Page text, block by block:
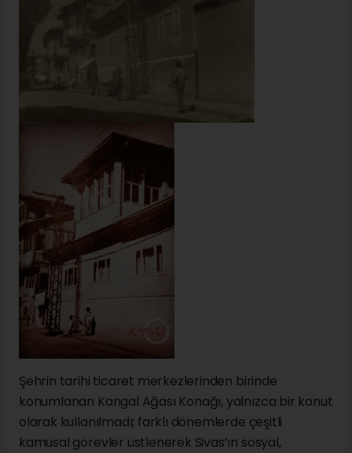
Şehrin tarihi ticaret merkezlerinden birinde
konumlanan Kangal Ağası Konağı, yalnızca bir konut
olarak kullanılmadı; farklı dönemlerde çeşitli
kamusal görevler üstlenerek Sivas’ın sosyal,